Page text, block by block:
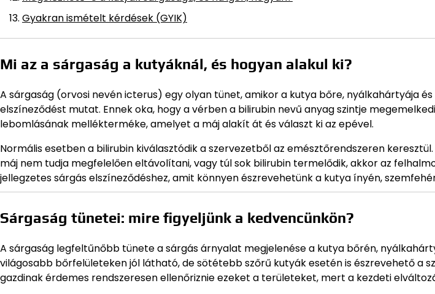
Gyakran ismételt kérdések (GYIK)
Mi az a sárgaság a kutyáknál, és hogyan alakul ki?
A sárgaság (orvosi nevén icterus) egy olyan tünet, amikor a kutya bőre, nyálkahártyája
elszíneződést mutat. Ennek oka, hogy a vérben a bilirubin nevű anyag szintje
lebomlásának mellékterméke, amelyet a máj alakít át és választ ki az epével.
Normális esetben a bilirubin kiválasztódik a szervezetből az emésztőrendszeren
máj nem tudja megfelelően eltávolítani, vagy túl sok bilirubin termelődik, akkor az
jellegzetes sárgás elszíneződéshez, amit könnyen észrevehetünk a kutya ínyén,
Sárgaság tünetei: mire figyeljünk a kedvencünkön?
A sárgaság legfeltűnőbb tünete a sárgás árnyalat megjelenése a kutya bőrén,
világosabb bőrfelületeken jól látható, de sötétebb szőrű kutyák esetén is észrevehető a
gazdinak érdemes rendszeresen ellenőriznie ezeket a területeket, mert a kezdeti